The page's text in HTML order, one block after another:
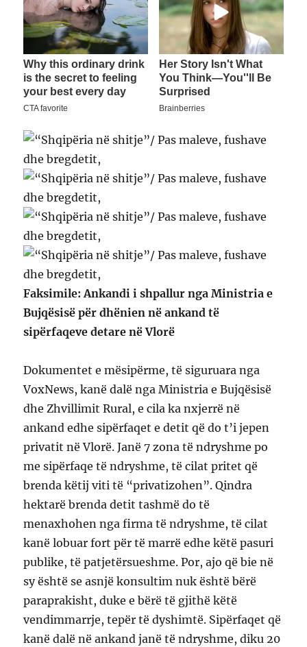
Faksimile: Ankandi i shpallur nga Ministria e
Bujqësisë për dhënien në ankand të
sipërfaqeve detare në Vlorë
Dokumentet e mësipërme, të siguruara nga
VoxNews, kanë dalë nga Ministria e Bujqësisë
dhe Zhvillimit Rural, e cila ka nxjerrë në
ankand edhe sipërfaqet e detit që do t’i jepen
privatit në Vlorë. Janë 7 zona të ndryshme po
me sipërfaqe të ndryshme, të cilat pritet që
brenda këtij viti të “privatizohen”. Qindra
hektarë brenda detit tashmë do të
menaxhohen nga firma të ndryshme, të cilat
kanë lobuar fort për të marrë edhe këtë pasuri
publike, të patjetërsueshme. Por, ajo që bie në
sy është se asnjë konsultim nuk është bërë
paraprakisht, duke e bërë të gjithë këtë
vendimmarrje, tepër të dyshimtë. Sipërfaqet që
kanë dalë në ankand janë të ndryshme, diku 20